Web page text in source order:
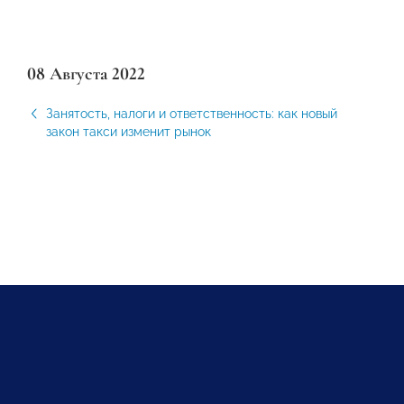
08 Августа 2022
Занятость, налоги и ответственность: как новый
закон такси изменит рынок